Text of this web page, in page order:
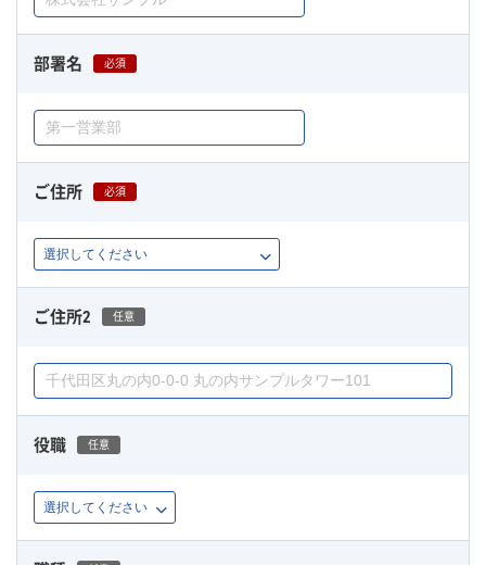
部署名 必須
ご住所 必須
ご住所2 任意
役職 任意